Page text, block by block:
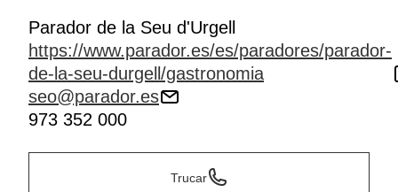
Parador de la Seu d'Urgell
https://www.parador.es/es/paradores/parador-
de-la-seu-durgell/gastronomia
seo@parador.es
973 352 000
Trucar